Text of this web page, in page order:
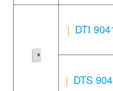
DTI
DTS